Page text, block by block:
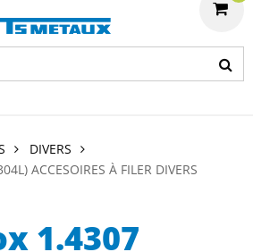
DIVERS
ACCESOIRES À FILER DIVERS
1.4307